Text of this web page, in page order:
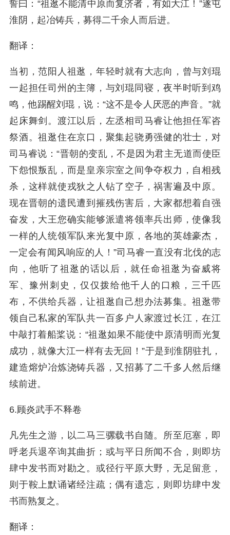
誓曰：“祖逖不能清中原而复济者，有如大江！”遂屯
淮阴，起冶铸兵，募得二千余人而后进。
翻译：
当初，范阳人祖逖，年轻时就有大志向，曾与刘琨
一起担任司州的主簿，与刘琨同寝，夜半时听到鸡
鸣，他踢醒刘琨，说：“这不是令人厌恶的声音。”就
起床舞剑。渡江以后，左丞相司马睿让他担任军咨
祭酒。祖逖住在京口，聚集起骁勇强健的壮士，对
司马睿说：“晋朝的变乱，不是因为君主无道而使臣
下怨恨叛乱，而是皇亲宗室之间争夺权力，自相残
杀，这样就使戎狄之人钻了空子，祸害遍及中原。
现在晋朝的遗民遭到摧残伤害后，大家都想着自强
奋发，大王您确实能够派遣将领率兵出师，使像我
一样的人统领军队来光复中原，各地的英雄豪杰，
一定会有闻风响应的人！”司马睿一直没有北伐的志
向，他听了祖逖的话以后，就任命祖逖为奋威将
军、豫州刺史，仅仅拨给他千人的口粮，三千匹
布，不供给兵器，让祖逖自己想办法募集。祖逖带
领自己私家的军队共一百多户人家渡过长江，在江
中敲打着船桨说：“祖逖如果不能使中原清明而光复
成功，就像大江一样有去无回！”于是到淮阴驻扎，
建造熔炉冶炼浇铸兵器，又招募了二千多人然后继
续前进。
6.顾炎武手不释卷
凡先生之游，以二马三骡载书自随。所至厄塞，即
呼老兵退卒询其曲折；或与平日所闻不合，则即坊
肆中发书而对勘之。或径行平原大野，无足留意，
则于鞍上默诵诸经注疏；偶有遗忘，则即坊肆中发
书而熟复之。
翻译：